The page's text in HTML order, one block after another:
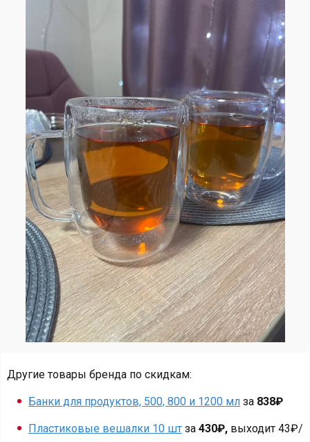
Другие товары бренда по скидкам:
Банки для продуктов, 500, 800 и 1200 мл за 838₽
Пластиковые вешалки 10 шт за 430₽, выходит 43₽/